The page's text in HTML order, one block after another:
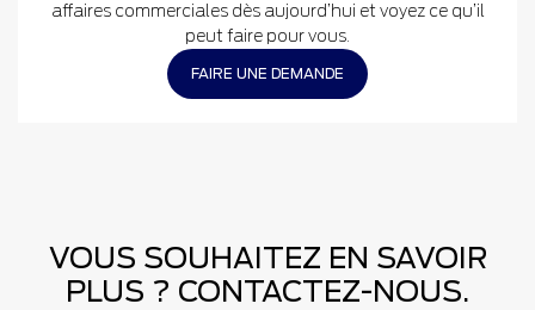
affaires commerciales dès aujourd’hui et voyez ce qu’il
peut faire pour vous.
FAIRE UNE DEMANDE
VOUS SOUHAITEZ EN SAVOIR
PLUS ? CONTACTEZ-NOUS.